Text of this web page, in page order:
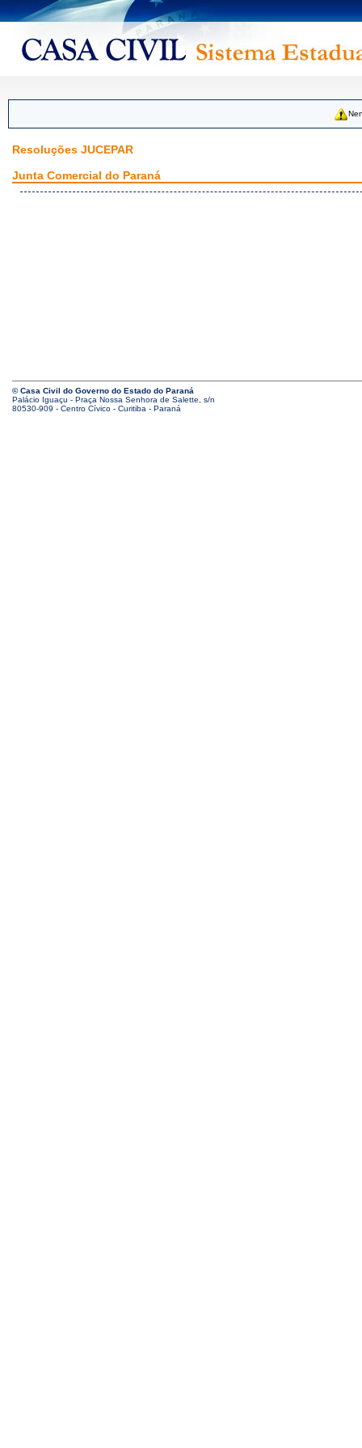
Resoluções JUCEPAR
Junta Comercial do Paraná
© Casa Civil do Governo do Estado do Paraná
Palácio Iguaçu - Praça Nossa Senhora de Salette, s/n
80530-909 - Centro Cívico - Curitiba - Paraná